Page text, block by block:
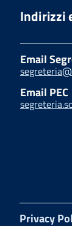
Indirizzi
Email
Email PEC
Privacy